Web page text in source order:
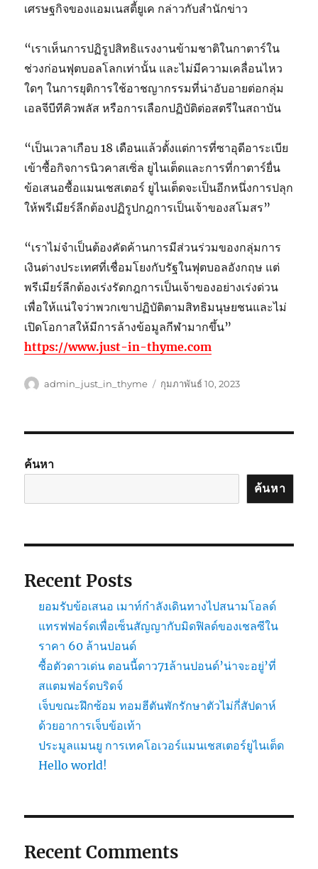
เศรษฐกิจของแอมเนสตี้ยูเค กล่าวกับสำนักข่าว
“เราเห็นการปฏิรูปสิทธิแรงงานข้ามชาติในกาตาร์ใน
ช่วงก่อนฟุตบอลโลกเท่านั้น และไม่มีความเคลื่อนไหว
ใดๆ ในการยุติการใช้อาชญากรรมที่น่าอับอายต่อกลุ่ม
เอลจีบีทีคิวพลัส หรือการเลือกปฏิบัติต่อสตรีในสถาบัน
“เป็นเวลาเกือบ 18 เดือนแล้วตั้งแต่การที่ซาอุดีอาระเบีย
เข้าซื้อกิจการนิวคาสเซิ่ล ยูไนเต็ดและการที่กาตาร์ยื่น
ข้อเสนอซื้อแมนเชสเตอร์ ยูไนเต็ดจะเป็นอีกหนึ่งการปลุก
ให้พรีเมียร์ลีกต้องปฏิรูปกฎการเป็นเจ้าของสโมสร”
“เราไม่จำเป็นต้องคัดค้านการมีส่วนร่วมของกลุ่มการ
เงินต่างประเทศที่เชื่อมโยงกับรัฐในฟุตบอลอังกฤษ แต่
พรีเมียร์ลีกต้องเร่งรัดกฎการเป็นเจ้าของอย่างเร่งด่วน
เพื่อให้แน่ใจว่าพวกเขาปฏิบัติตามสิทธิมนุษยชนและไม่
เปิดโอกาสให้มีการล้างข้อมูลกีฬามากขึ้น”
https://www.just-in-thyme.com
ผู้
admin_just_in_thyme
เขียน
กุมภาพันธ์ 10, 2023
ค้นหา
ค้นหา
Recent Posts
ยอมรับข้อเสนอ เมาท์กำลังเดินทางไปสนามโอลด์
แทรฟฟอร์ดเพื่อเซ็นสัญญากับมิดฟิลด์ของเชลซีใน
ราคา 60 ล้านปอนด์
ซื้อตัวดาวเด่น ตอนนี้ดาว71ล้านปอนด์’น่าจะอยู่’ที่
สแตมฟอร์ดบริดจ์
เจ็บขณะฝึกซ้อม ทอมฮีตันพักรักษาตัวไม่กี่สัปดาห์
ด้วยอาการเจ็บข้อเท้า
ประมูลแมนยู การเทคโอเวอร์แมนเชสเตอร์ยูไนเต็ด
Hello world!
Recent Comments